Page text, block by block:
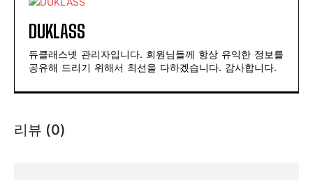
DUKLASS
듀클래스넷 관리자입니다. 회원님들께 항상 유익한 정보를
공유해 드리기 위해서 최선을 다하겠습니다. 감사합니다.
리뷰 (0)